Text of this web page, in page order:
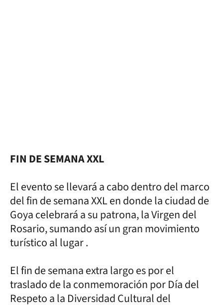
FIN DE SEMANA XXL
El evento se llevará a cabo dentro del marco
del fin de semana XXL en donde la ciudad de
Goya celebrará a su patrona, la Virgen del
Rosario, sumando así un gran movimiento
turístico al lugar .
El fin de semana extra largo es por el
traslado de la conmemoración por Día del
Respeto a la Diversidad Cultural del